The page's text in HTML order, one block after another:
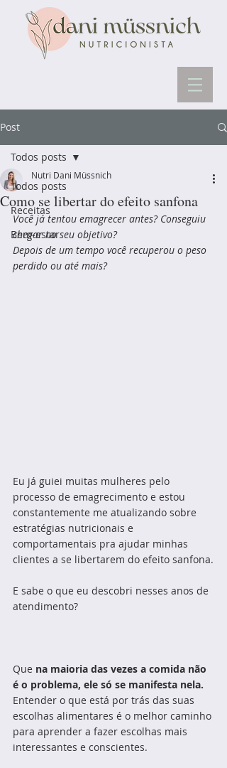
Post
Todos posts
Receitas
Bem-estar
Todos posts
Como se libertar do efeito sanfona
Nutri Dani Müssnich
Você já tentou emagrecer antes? Conseguiu
chegar no seu objetivo?
Depois de um tempo você recuperou o peso
perdido ou até mais?
Eu já guiei muitas mulheres pelo
processo de emagrecimento e estou
constantemente me atualizando sobre
estratégias nutricionais e
comportamentais pra ajudar minhas
clientes a se libertarem do efeito sanfona.
E sabe o que eu descobri nesses anos de
atendimento?
Que na maioria das vezes a comida não
é o problema, ele só se manifesta nela.
Entender o que está por trás das suas
escolhas alimentares é o melhor caminho
para aprender a fazer escolhas mais
interessantes e conscientes.